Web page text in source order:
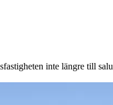
inte längre till salu